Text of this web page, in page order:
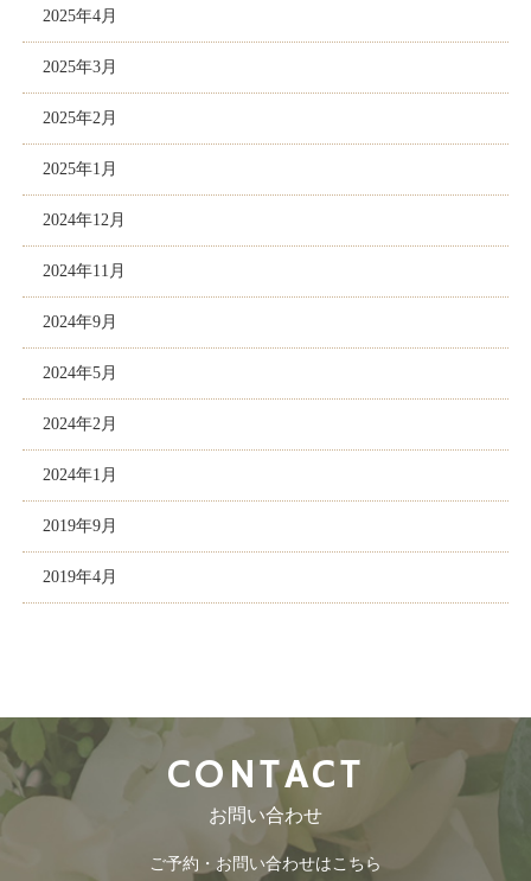
2025年4月
2025年3月
2025年2月
2025年1月
2024年12月
2024年11月
2024年9月
2024年5月
2024年2月
2024年1月
2019年9月
2019年4月
CONTACT
お問い合わせ
ご予約・お問い合わせはこちら